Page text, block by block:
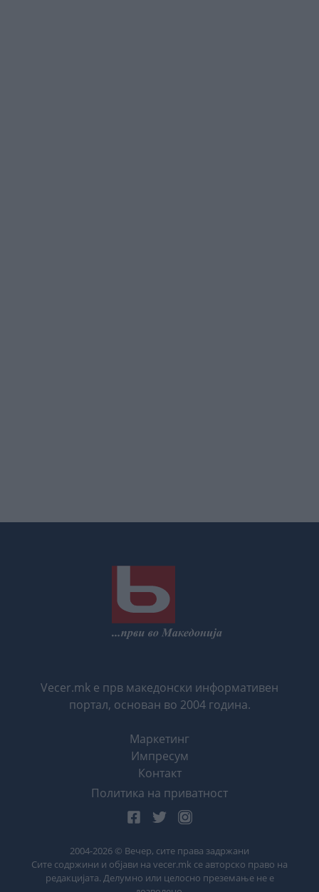
Vecer.mk е прв македонски информативен
портал, основан во 2004 година.
Маркетинг
Импресум
Контакт
Политика на приватност
2004-2026 © Вечер, сите права задржани
Сите содржини и објави на vecer.mk се авторско право на
редакцијата. Делумно или целосно преземање не е